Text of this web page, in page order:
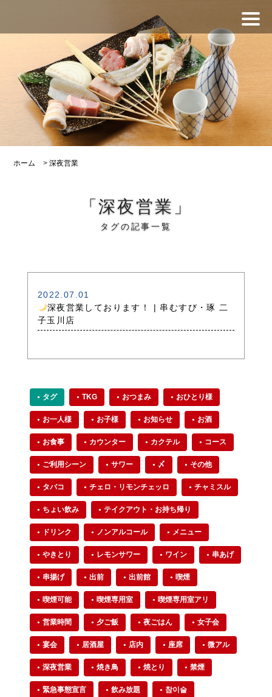
ホーム >深夜営業
「深夜営業」
タグの記事一覧
2022.07.01
深夜営業しております！ | 串むすび・琢 二
子玉川店
タグ TKG おつまみ おひとり様
お一人様 お子様 お知らせ お酒
お食事 カウンター カクテル コース
ご利用シーン サワー 〆 その他
タバコ チェロ・リモンチェッロ チャミスル
ちょい飲み テイクアウト・お持ち帰り
ドリンク ノンアルコール メニュー
やきとり レモンサワー ワイン 串あげ
串揚げ 出前 出前館 喫煙
喫煙可能 喫煙専用室 喫煙専用室アリ
営業時間 夕ご飯 夜ごはん 女子会
宴会 居酒屋 店内 座席 微アル
深夜営業 焼き鳥 焼とり 禁煙
緊急事態宣言 飲み放題 참이슬